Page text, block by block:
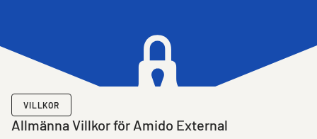
VILLKOR
Allmänna Villkor för Amido External